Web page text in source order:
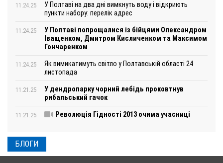
11.24.25
У Полтаві на два дні вимкнуть воду і відкриють
пункти набору: перелік адрес
11.24.25
У Полтаві попрощалися із бійцями Олександром
Іващенком, Дмитром Кисличенком та Максимом
Гончаренком
11.24.25
Як вимикатимуть світло у Полтавській області 24
листопада
11.21.25
У дендропарку чорний лебідь проковтнув
рибальський гачок
11.21.25 Революція Гідності 2013 очима учасниці
БЛОГИ